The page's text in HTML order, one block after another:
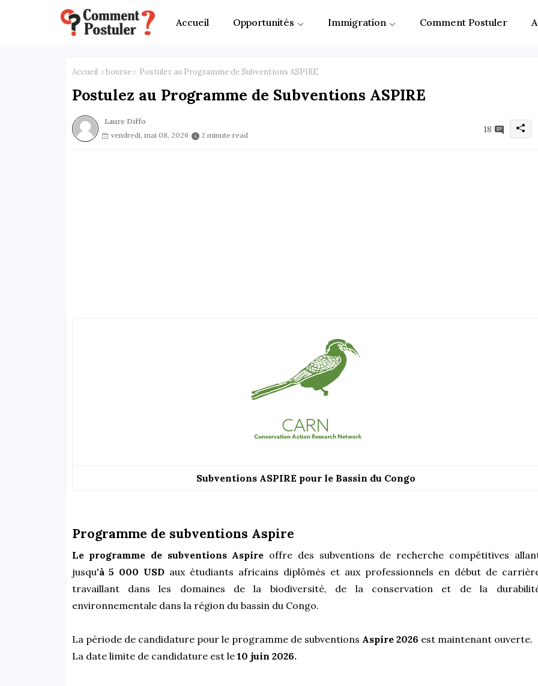
Accueil Opportunités Immigration Comment Postuler
Accueil bourse Postulez au Programme de Subventions ASPIRE
Postulez au Programme de Subventions ASPIRE
Laure Diffo
vendredi, mai 08, 2026
2 minute read
18
Subventions ASPIRE pour le Bassin du Congo
Programme de subventions Aspire
Le programme de subventions Aspire offre des subventions de recherche compétitives
jusqu'à 5 000 USD aux étudiants africains diplômés et aux professionnels en début de
travaillant dans les domaines de la biodiversité, de la conservation et de la
environnementale dans la région du bassin du Congo.
La période de candidature pour le programme de subventions Aspire 2026 est maintenant ouverte.
La date limite de candidature est le 10 juin 2026.